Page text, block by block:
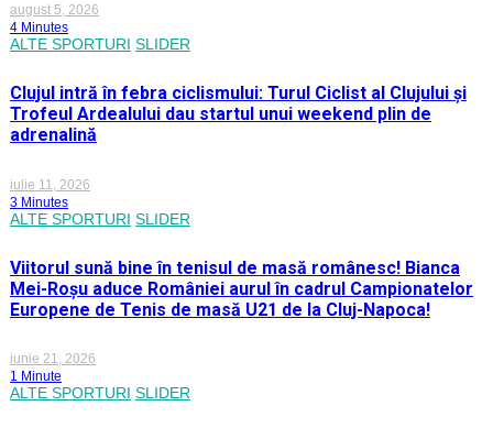
august 5, 2026
4 Minutes
ALTE SPORTURI SLIDER
Clujul intră în febra ciclismului: Turul Ciclist al Clujului și
Trofeul Ardealului dau startul unui weekend plin de
adrenalină
iulie 11, 2026
3 Minutes
ALTE SPORTURI SLIDER
Viitorul sună bine în tenisul de masă românesc! Bianca
Mei-Roșu aduce României aurul în cadrul Campionatelor
Europene de Tenis de masă U21 de la Cluj-Napoca!
iunie 21, 2026
1 Minute
ALTE SPORTURI SLIDER